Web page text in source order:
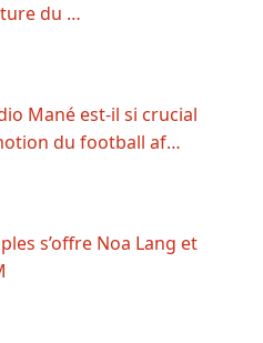
du …
Mané est-il si crucial
du football af…
s’offre Noa Lang et